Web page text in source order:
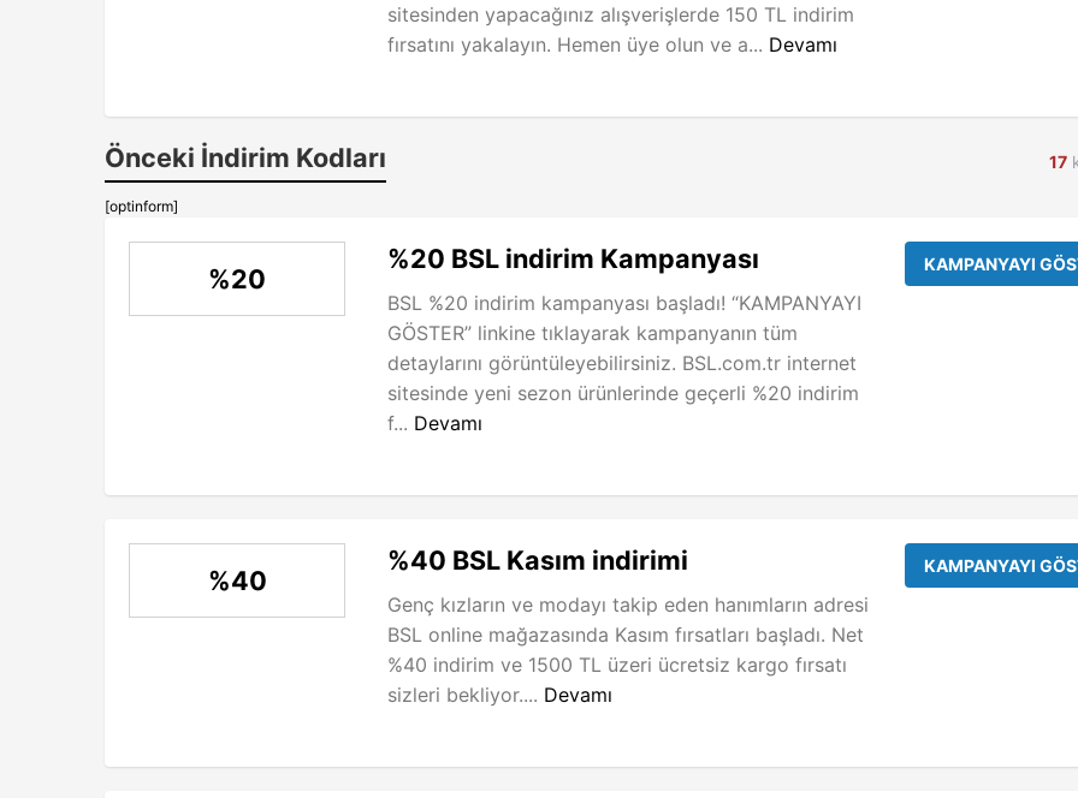
sitesinden yapacağınız alışverişlerde 150 TL indirim
fırsatını yakalayın. Hemen üye olun ve a... Devamı
Önceki İndirim Kodları 17
[optinform]
%20
%20 BSL indirim Kampanyası
BSL %20 indirim kampanyası başladı! “KAMPANYAYI
GÖSTER” linkine tıklayarak kampanyanın tüm
detaylarını görüntüleyebilirsiniz. BSL.com.tr internet
sitesinde yeni sezon ürünlerinde geçerli %20 indirim
f... Devamı
KAMPANYAYI
%40
%40 BSL Kasım indirimi
Genç kızların ve modayı takip eden hanımların adresi
BSL online mağazasında Kasım fırsatları başladı. Net
%40 indirim ve 1500 TL üzeri ücretsiz kargo fırsatı
sizleri bekliyor.... Devamı
KAMPANYAYI